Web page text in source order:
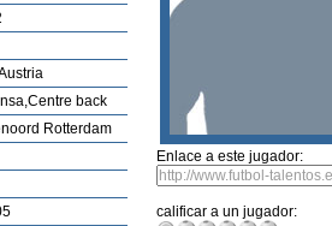
back
Rotterdam
Enlace a este jugador:
calificar a un jugador: